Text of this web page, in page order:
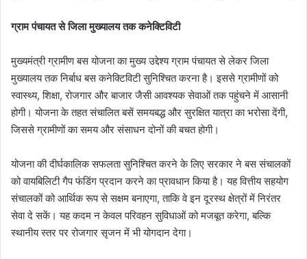
ग्राम पंचायत से जिला मुख्यालय तक कनेक्टिविटी
मुख्यमंत्री ग्रामीण बस योजना का मुख्य उद्देश्य ग्राम पंचायत से लेकर जिला
मुख्यालय तक निर्बाध बस कनेक्टिविटी सुनिश्चित करना है। इससे ग्रामीणों को
स्वास्थ्य, शिक्षा, रोजगार और बाजार जैसी आवश्यक सेवाओं तक पहुंचने में आसानी
होगी। योजना के तहत संचालित बसें समयबद्ध और सुरक्षित यात्रा का भरोसा देंगी,
जिससे ग्रामीणों का समय और संसाधन दोनों की बचत होगी।
योजना की दीर्घकालिक सफलता सुनिश्चित करने के लिए सरकार ने बस संचालकों
को वायबिलिटी गैप फंडिंग प्रदान करने का प्रावधान किया है। यह वित्तीय सहयोग
संचालकों को आर्थिक रूप से सक्षम बनाएगा, ताकि वे इन दूरस्थ क्षेत्रों में निरंतर
सेवा दे सकें। यह कदम न केवल परिवहन सुविधाओं को मजबूत करेगा, बल्कि
स्थानीय स्तर पर रोजगार सृजन में भी योगदान देगा।